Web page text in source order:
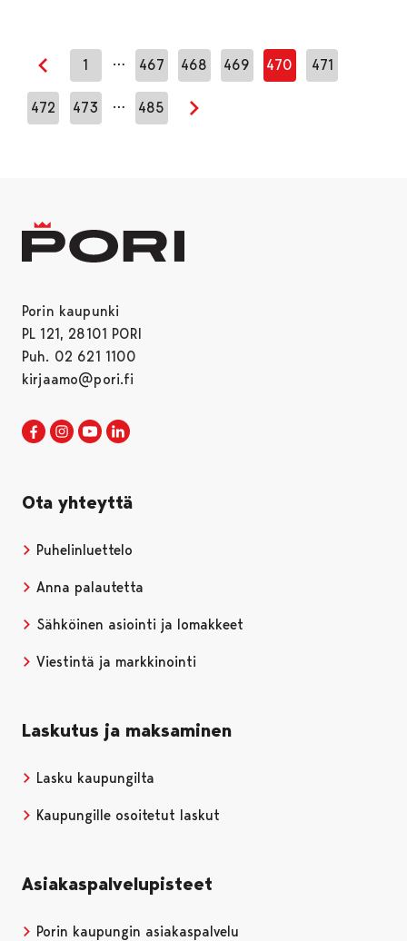
Edellinen sivu
1 … 467 468 469 470 471
472 473 … 485
Seuraava sivu
Porin kaupunki
PL 121, 28101 PORI
Puh. 02 621 1100
kirjaamo@pori.fi
Porin kaupunki Facebookissa
Avautuu uudessa välilehdessä
Porin kaupunki Instagramissa
Avautuu uudessa välilehdessä
Porin kaupunki Youtubessa
Avautuu uudessa välilehdessä
Ota yhteyttä
Puhelinluettelo
Anna palautetta
Sähköinen asiointi ja lomakkeet
Viestintä ja markkinointi
Laskutus ja maksaminen
Lasku kaupungilta
Kaupungille osoitetut laskut
Asiakaspalvelupisteet
Porin kaupungin asiakaspalvelu